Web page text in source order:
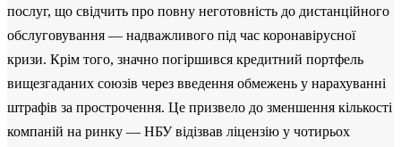
послуг, що свідчить про повну неготовність до дистанційного
обслуговування — надважливого під час коронавірусної
кризи. Крім того, значно погіршився кредитний портфель
вищезгаданих союзів через введення обмежень у нарахуванні
штрафів за прострочення. Це призвело до зменшення кількості
компаній на ринку — НБУ відізвав ліцензію у чотирьох